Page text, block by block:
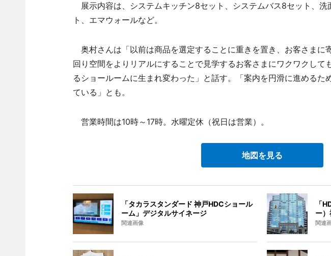
展示内容は、システムキッチン8セット、システムバス8セット、洗
ト、エマウォールなど。
奥村さんは「以前は商品を選定することに重きを置き、お客さまに
回り空間をよりリアルにすることで見学するお客さまにワクワクして
るショールームに生まれ変わった」と話す。「案内を円滑に進めるた
ている」とも。
営業時間は10時～17時。水曜定休（祝日は営業）。
地図を見る
「タカラスタンダード 神戸HDCショール
ーム」デジタルサイネージ
関連画像
「
ー
関連